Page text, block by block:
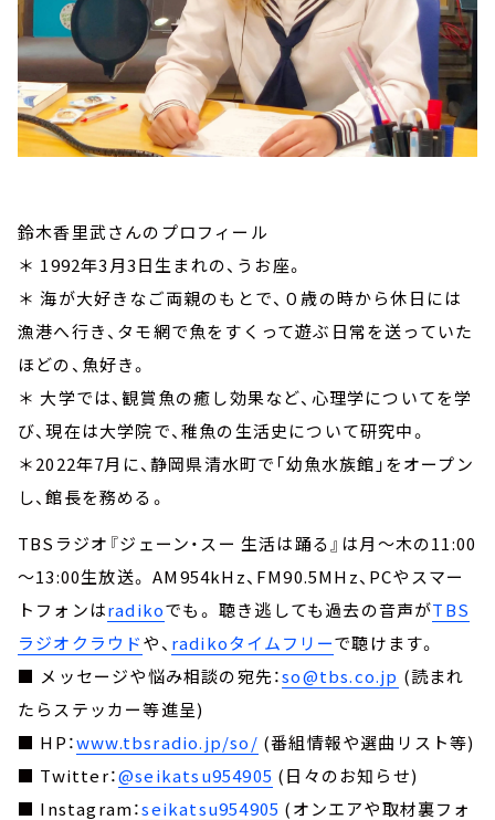
鈴木香里武さんのプロフィール
＊ 1992年3月3日生まれの、うお座。
＊ 海が大好きなご両親のもとで、０歳の時から休日には
漁港へ行き、タモ網で魚をすくって遊ぶ日常を送っていた
ほどの、魚好き。
＊ 大学では、観賞魚の癒し効果など、心理学についてを学
び、現在は大学院で、稚魚の生活史について研究中。
＊2022年7月に、静岡県清水町で「幼魚水族館」をオープン
し、館長を務める。
TBSラジオ『ジェーン・スー 生活は踊る』は月～木の11:00
～13:00生放送。 AM954kHz、FM90.5MHz、PCやスマー
トフォンはradikoでも。 聴き逃しても過去の音声がTBS
ラジオクラウドや、 radikoタイムフリーで聴けます。
■ メッセージや悩み相談の宛先：so@tbs.co.jp (読まれ
たらステッカー等進呈)
■ HP：www.tbsradio.jp/so/ (番組情報や選曲リスト等)
■ Twitter：@seikatsu954905 (日々のお知らせ)
■ Instagram：seikatsu954905 (オンエアや取材裏フォ